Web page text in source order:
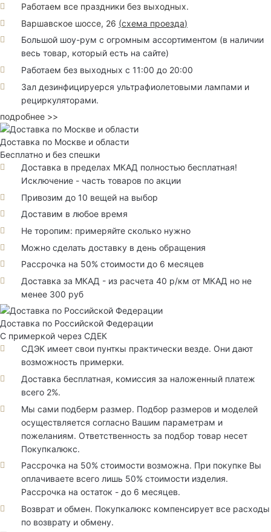
Работаем все праздники без выходных.
Варшавское шоссе, 26 (схема проезда)
Большой шоу-рум с огромным ассортиментом (в наличии
весь товар, который есть на сайте)
Работаем без выходных с 11:00 до 20:00
Зал дезинфицируерся ультрафиолетовыми лампами и
рециркуляторами.
подробнее >>
Доставка по Москве и области
Бесплатно и без спешки
Доставка в пределах МКАД полностью бесплатная!
Исключение - часть товаров по акции
Привозим до 10 вещей на выбор
Доставим в любое время
Не торопим: примеряйте сколько нужно
Можно сделать доставку в день обращения
Рассрочка на 50% стоимости до 6 месяцев
Доставка за МКАД - из расчета 40 р/км от МКАД но не
менее 300 руб
Доставка по Российской Федерации
С примеркой через СДЕК
СДЭК имеет свои пунткы практически везде. Они дают
возможность примерки.
Доставка бесплатная, комиссия за наложенный платеж
всего 2%.
Мы сами подберм размер. Подбор размеров и моделей
осуществляется согласно Вашим параметрам и
пожеланиям. Ответственность за подбор товар несет
Покупкалюкс.
Рассрочка на 50% стоимости возможна. При покупке Вы
оплачиваете всего лишь 50% стоимости изделия.
Рассрочка на остаток - до 6 месяцев.
Возврат и обмен. Покупкалюкс компенсирует все расходы
по возврату и обмену.